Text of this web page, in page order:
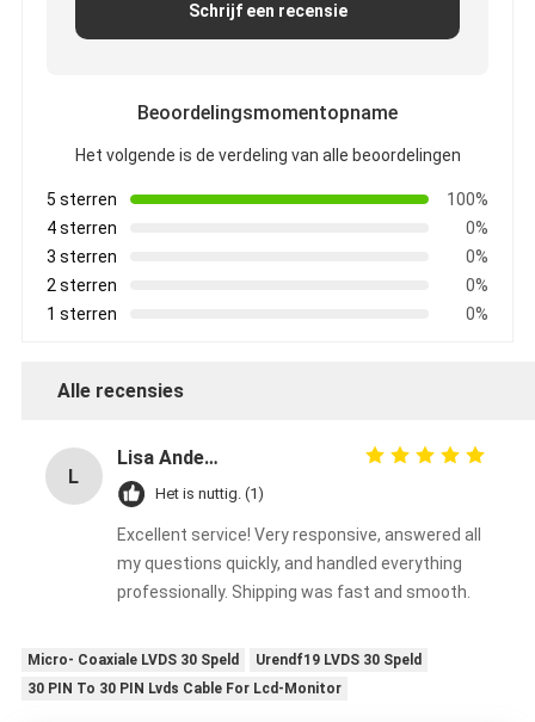
Schrijf een recensie
Beoordelingsmomentopname
Het volgende is de verdeling van alle beoordelingen
5 sterren
100%
4 sterren
0%
3 sterren
0%
2 sterren
0%
1 sterren
0%
Alle recensies
L
Lisa Anderson
Het is nuttig. (1)
Excellent service! Very responsive, answered all
my questions quickly, and handled everything
professionally. Shipping was fast and smooth.
Micro- Coaxiale LVDS 30 Speld
Urendf19 LVDS 30 Speld
30 PIN To 30 PIN Lvds Cable For Lcd-Monitor